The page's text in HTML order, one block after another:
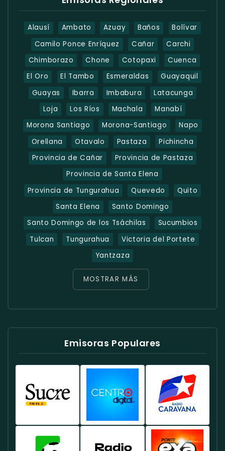
Alausí Ambato Azuay Baños
Bolívar
Camilo Ponce Enríquez
Cañar
Carchi
Chimborazo
Chone Cotopaxi
Cuenca
El Oro
El Tambo Esmeraldas
Guayaquil
Guayas
Ibarra Imbabura
Latacunga
Loja
Los Ríos Machala
Manabí
Morona Santiago
Morona-Santiago
Napo
Orellana
Otavalo Pastaza
Pichincha
Provincia de Cañar
Provincia de Pastaza
Provincia de Santa Elena
Provincia de Tungurahua
Quevedo
Quito
Santa Elena
Santo Domingo
Santo Domingo de los Tsáchilas
Sucumbios
Tulcan
Tungurahua
Victoria del Portete
Yantzaza
MOSTRAR MÁS
Emisoras Populares
Radio
Sucre
Ecuador
Radio
Ecuador
Radio
Caravana
Ecuador